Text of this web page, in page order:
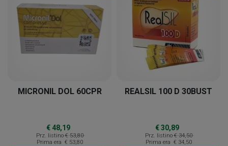
MICRONIL DOL 60CPR
€ 48,19
Prz. listino € 53,80
Prima era € 53,80
REALSIL 100 D 30BUST
€ 30,89
Prz. listino € 34,50
Prima era € 34,50